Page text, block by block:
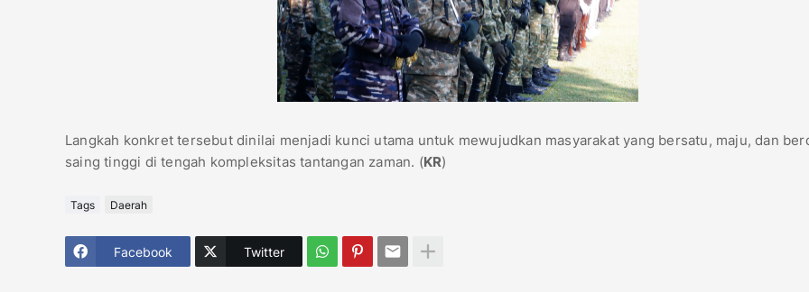
​Langkah konkret tersebut dinilai menjadi kunci utama untuk mewujudkan masyarakat yang bersatu, maju, dan
saing tinggi di tengah kompleksitas tantangan zaman. (KR)
Tags Daerah
Facebook Twitter